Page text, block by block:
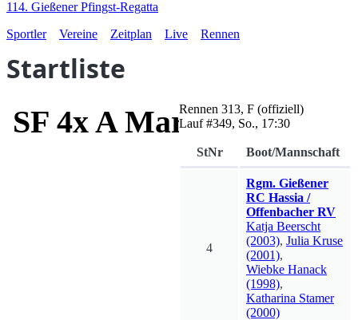
114. Gießener Pfingst-Regatta
Sportler
Vereine Zeitplan Live Rennen
Startliste
SF 4x A Martiny-Preis
Rennen 313, F (offiziell)
Lauf #349, So., 17:30
StNr Boot/Mannschaft
4
Rgm. Gießener
RC Hassia /
Offenbacher RV
Katja Beerscht
(2003), Julia Kruse
(2001),
Wiebke Hanack
(1998),
Katharina Stamer
(2000)